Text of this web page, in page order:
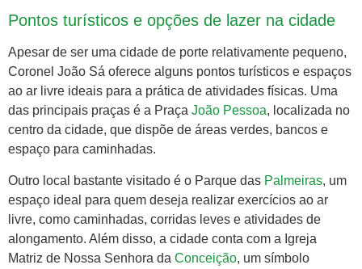
Pontos turísticos e opções de lazer na cidade
Apesar de ser uma cidade de porte relativamente pequeno,
Coronel João Sá oferece alguns pontos turísticos e espaços
ao ar livre ideais para a prática de atividades físicas. Uma
das principais praças é a Praça João Pessoa, localizada no
centro da cidade, que dispõe de áreas verdes, bancos e
espaço para caminhadas.
Outro local bastante visitado é o Parque das Palmeiras, um
espaço ideal para quem deseja realizar exercícios ao ar
livre, como caminhadas, corridas leves e atividades de
alongamento. Além disso, a cidade conta com a Igreja
Matriz de Nossa Senhora da Conceição, um símbolo